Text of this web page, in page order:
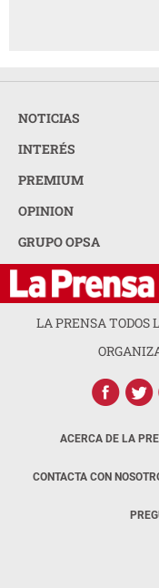
NOTICIAS
INTERÉS
PREMIUM
OPINION
GRUPO OPSA
LA PRENSA TODOS
ACERCA DE LA
CONTACTA CON